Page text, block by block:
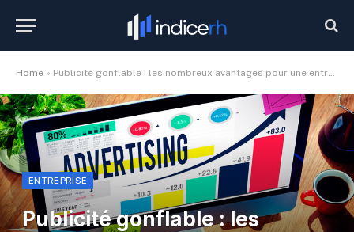
Home » Publicité gonflable : les nombreux avantages pour une entreprise
ENTREPRISE
Publicité gonflable : les